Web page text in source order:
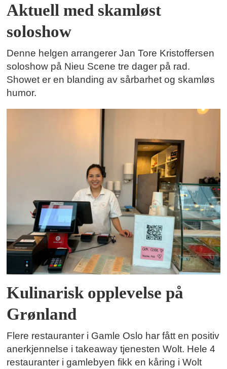
Aktuell med skamløst
soloshow
Denne helgen arrangerer Jan Tore Kristoffersen
soloshow på Nieu Scene tre dager på rad.
Showet er en blanding av sårbarhet og skamløs
humor.
Kulinarisk opplevelse på
Grønland
Flere restauranter i Gamle Oslo har fått en positiv
anerkjennelse i takeaway tjenesten Wolt. Hele 4
restauranter i gamlebyen fikk en kåring i Wolt